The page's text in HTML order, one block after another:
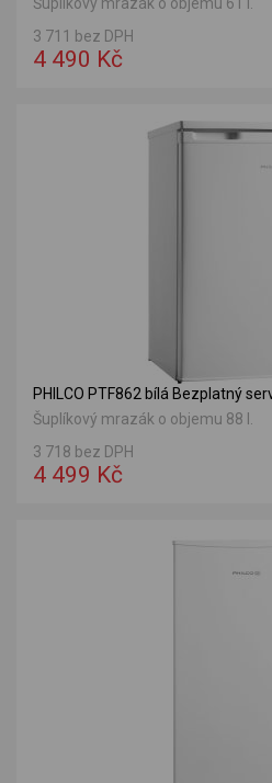
3 711 bez DPH
4 490 Kč
PHILCO PTF862 bílá Bezplatný
Šuplíkový mrazák o objemu 88 l.
3 718 bez DPH
4 499 Kč